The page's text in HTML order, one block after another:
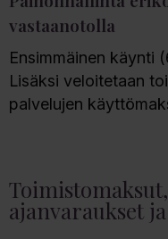
vastaanotolla
Ensimmäinen käynti
Lisäksi veloitetaan
palvelujen
ajanvaraukset